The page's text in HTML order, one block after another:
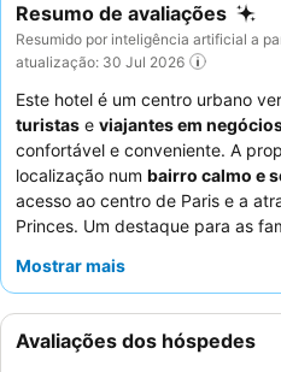
Resumo de avaliações
Resumido por inteligência artificial a
atualização: 30 Jul 2026
Este hotel é um centro urbano
turistas e viajantes em
confortável e conveniente. A
localização num bairro calmo e
acesso ao centro de Paris e a
Princes. Um destaque para as
podem desfrutar da refrescante
excecionais
pequeno-
com sumo de laranja fresco. Para
Mostrar mais
Avaliações dos hóspedes